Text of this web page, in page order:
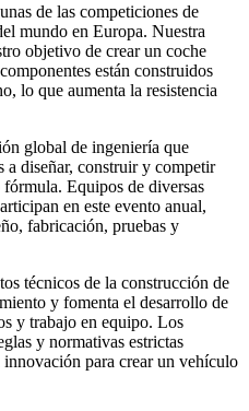
de las competiciones de
mundo en Europa. Nuestra
objetivo de crear un coche
están construidos
lo que aumenta la resistencia
global de ingeniería que
a diseñar, construir y competir
Equipos de diversas
en este evento anual,
fabricación, pruebas y
técnicos de la construcción de
y fomenta el desarrollo de
y trabajo en equipo. Los
y normativas estrictas
para crear un vehículo